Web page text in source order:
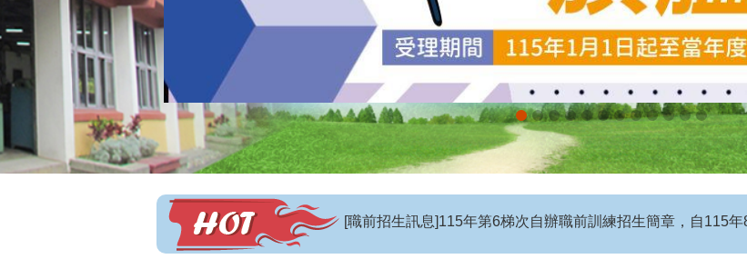
【招生訊息】115年度第4梯次自辦在職進修訓練招生簡章